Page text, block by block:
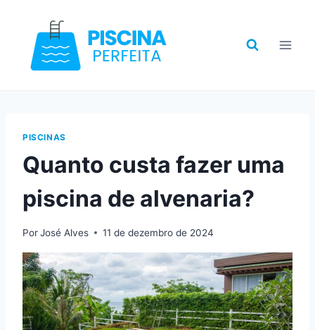
Conteúdo
PISCINAS
Quanto custa fazer uma
piscina de alvenaria?
PorJosé Alves 11 de dezembro de 2024